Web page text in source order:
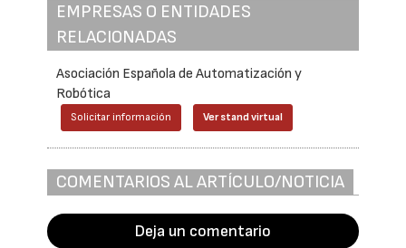
EMPRESAS O ENTIDADES
RELACIONADAS
Asociación Española de Automatización y
Robótica
Solicitar información Ver stand virtual
COMENTARIOS AL ARTÍCULO/NOTICIA
Deja un comentario